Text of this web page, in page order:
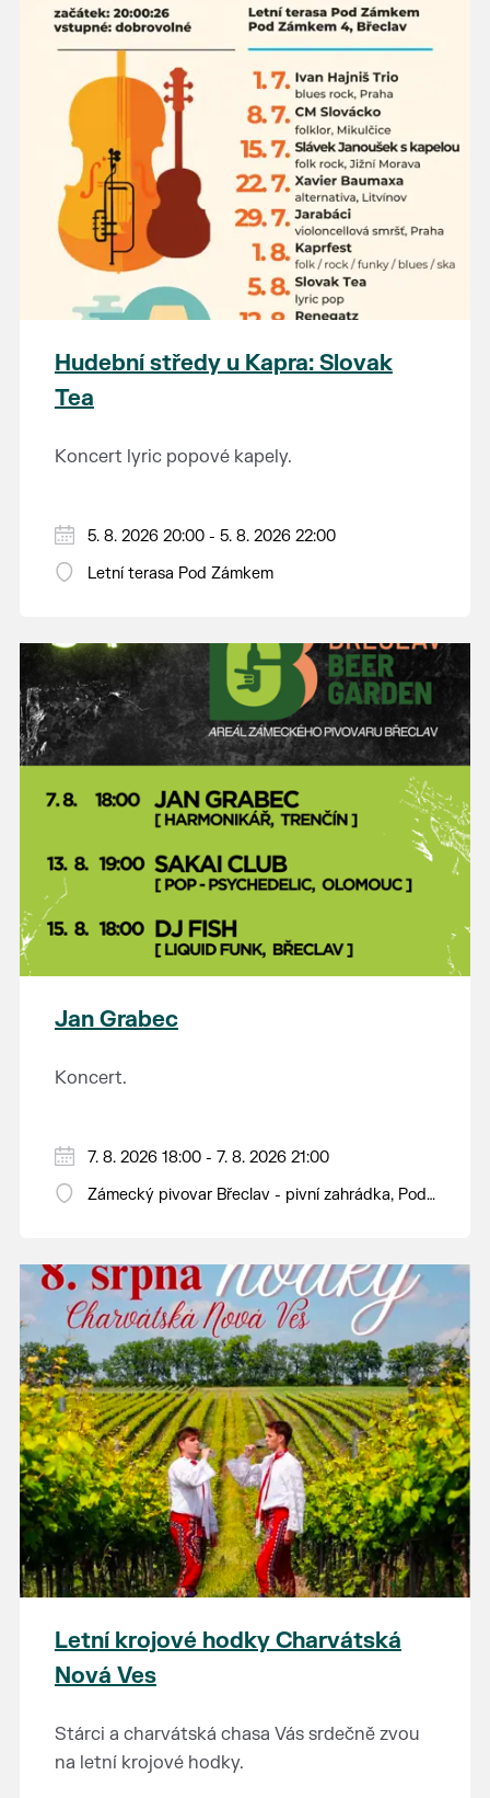
Hudební středy u Kapra: Slovak
Tea
Koncert lyric popové kapely.
5. 8. 2026 20:00 - 5. 8. 2026 22:00
Letní terasa Pod Zámkem
Jan Grabec
Koncert.
7. 8. 2026 18:00 - 7. 8. 2026 21:00
Zámecký pivovar Břeclav - pivní zahrádka, Pod
Letní krojové hodky Charvátská
Nová Ves
Stárci a charvátská chasa Vás srdečně zvou
na letní krojové hodky.